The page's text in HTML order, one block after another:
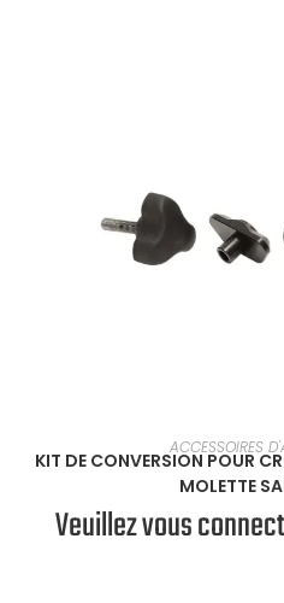
EN
ACCESSOIRES
KIT DE CONVERSION POUR
MOLETTE
Veuillez vous